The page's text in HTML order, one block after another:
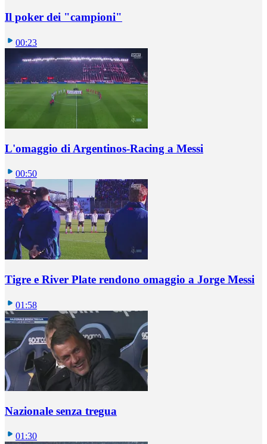
Il poker dei "campioni"
00:23
L'omaggio di Argentinos-Racing a Messi
00:50
Tigre e River Plate rendono omaggio a Jorge Messi
01:58
Nazionale senza tregua
01:30